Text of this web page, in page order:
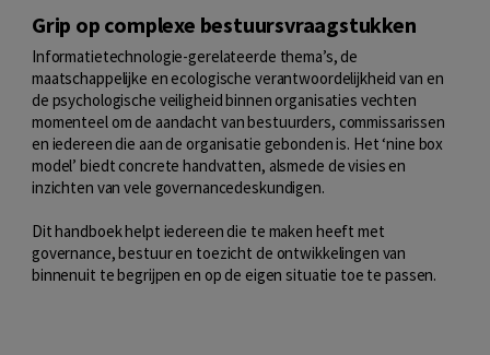
Grip op complexe bestuursvraagstukken
Informatietechnologie-gerelateerde thema’s, de
maatschappelijke en ecologische verantwoordelijkheid van en
de psychologische veiligheid binnen organisaties vechten
momenteel om de aandacht van bestuurders, commissarissen
en iedereen die aan de organisatie gebonden is. Het ‘nine box
model’ biedt concrete handvatten, alsmede de visies en
inzichten van vele governancedeskundigen.
Dit handboek helpt iedereen die te maken heeft met
governance, bestuur en toezicht de ontwikkelingen van
binnenuit te begrijpen en op de eigen situatie toe te passen.